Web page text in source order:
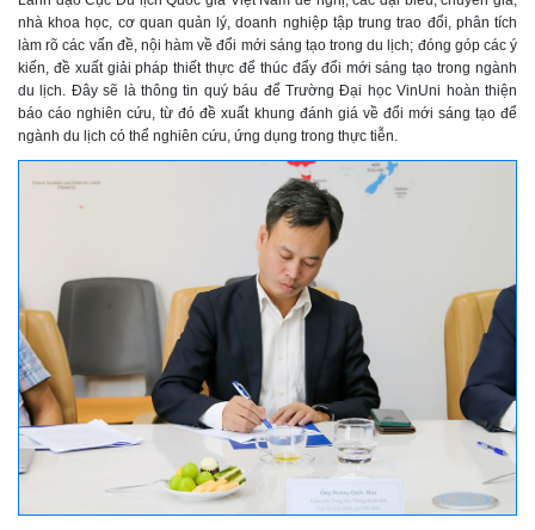
nhà khoa học, cơ quan quản lý, doanh nghiệp tập trung trao đổi, phân tích
làm rõ các vấn đề, nội hàm về đổi mới sáng tạo trong du lịch; đóng góp các ý
kiến, đề xuất giải pháp thiết thực để thúc đẩy đổi mới sáng tạo trong ngành
du lịch. Đây sẽ là thông tin quý báu để Trường Đại học VinUni hoàn thiện
báo cáo nghiên cứu, từ đó đề xuất khung đánh giá về đổi mới sáng tạo để
ngành du lịch có thể nghiên cứu, ứng dụng trong thực tiễn.